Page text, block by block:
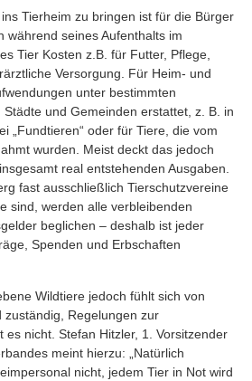
Tierheim zu bringen ist für die Bürger
während seines Aufenthalts im
Tier Kosten z.B. für Futter, Pflege,
Versorgung. Für Heim- und
unter bestimmten
und Gemeinden erstattet, z. B. in
„Fundtieren“ oder für Tiere, die vom
wurden. Meist deckt das jedoch
real entstehenden Ausgaben.
fast ausschließlich Tierschutzvereine
sind, werden alle verbleibenden
beglichen – deshalb ist jeder
Spenden und Erbschaften
Wildtiere jedoch fühlt sich von
zuständig, Regelungen zur
es nicht. Stefan Hitzler, 1. Vorsitzender
meint hierzu: „Natürlich
nicht, jedem Tier in Not wird